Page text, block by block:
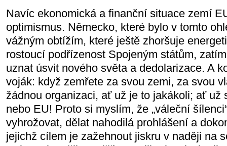
Navíc ekonomická a finanční situace zemí
optimismus. Německo, které bylo v tomto
vážným obtížím, které ještě zhoršuje
rostoucí podřízenost Spojeným státům,
uznat úsvit nového světa a dedolarizace. A
voják: když zemřete za svou zemi, za svou
žádnou organizaci, ať už je to jakákoli; ať už
nebo EU! Proto si myslím, že „váleční
vyhrožovat, dělat nahodilá prohlášení a
jejichž cílem je zažehnout jiskru v naději na